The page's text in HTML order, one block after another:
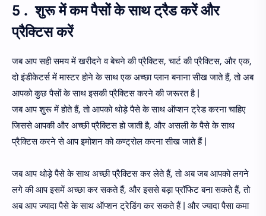
5 . शुरू में कम पैसों के साथ ट्रैड करें और
प्रैक्टिस करें
जब आप सही समय में खरीदने व बेचने की प्रैक्टिस, चार्ट की प्रैक्टिस, और एक,
दो इंडीकेटर्स में मास्टर होने के साथ एक अच्छा प्लान बनाना सीख जाते हैं, तो अब
आपको कुछ पैसों के साथ इसकी प्रैक्टिस करने की जरूरत है |
जब आप शुरू में होते हैं, तो आपको थोड़े पैसे के साथ ऑप्शन ट्रेड करना चाहिए
जिससे आपकी और अच्छी प्रैक्टिस हो जाती है, और असली के पैसे के साथ
प्रैक्टिस करने से आप इमोशन को कण्ट्रोल करना सीख जाते हैं |
जब आप थोड़े पैसे के साथ अच्छी प्रैक्टिस कर लेते हैं, तो अब जब आपको लगने
लगे की आप इसमें अच्छा कर सकते हैं, और इससे बड़ा प्रॉफिट बना सकते हैं, तो
अब आप ज्यादा पैसे के साथ ऑप्शन ट्रेडिंग कर सकते हैं | और ज्यादा पैसा कमा